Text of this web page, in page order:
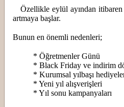
Özellikle eylül ayından itibaren
artmaya başlar.
Bunun en önemli nedenleri;
* Öğretmenler Günü
* Black Friday ve indirim
* Kurumsal yılbaşı
* Yeni yıl alışverişleri
* Yıl sonu kampanyaları